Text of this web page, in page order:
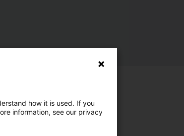
how it is used. If you
information, see our privacy